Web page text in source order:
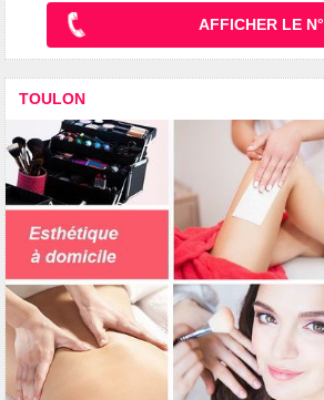
AFFICHER LE N°
TOULON